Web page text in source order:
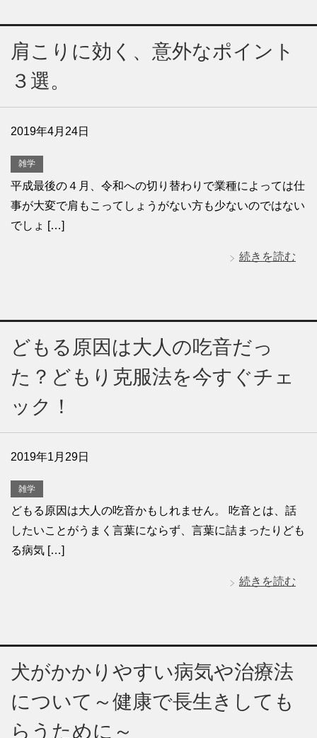
肩こりに効く、意外なポイント
３選。
2019年4月24日
雑学
平成最後の４月、令和への切り替わりで業種によっては仕
事が大変で肩もこってしょうがない方も少ないのではない
でしょ […]
続きを読む
どもる原因は大人の吃音だっ
た？どもり克服法を今すぐチェ
ック！
2019年1月29日
雑学
どもる原因は大人の吃音かもしれません。 吃音とは、話
したいことがうまく言葉にならず、言葉に詰まったりども
る病気 […]
続きを読む
犬がかかりやすい病気や治療法
について～健康で長生きしても
らうために～